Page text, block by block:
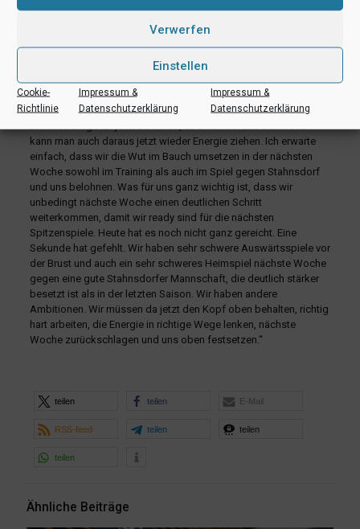
Verwerfen
Einstellen
Cookie-
Richtlinie
Impressum &
Datenschutzerklärung
Impressum &
Datenschutzerklärung
annehmen. Die einfachen Punkte, die wir am Korb liegen lassen,
das ist schwierig, damit gewinnt man auswärts nicht, wenn man
sich gegen alle Widerstände durchsetzen muss. Auf der großen
Position waren wir sehr schnell in Foul Trouble, auch schon zu
Beginn des Spiels.
kann man auch daraus jetzt wieder Energie ziehen. Ich erwarte
einfach, dass wir die Wut im Bauch umsetzen in der nächsten
Woche sowohl im Training als auch im Spiel gegen Stahnsdorf
und uns belohnen. Was für uns ganz wichtig ist, dass wir
unbedingt nächste Woche einen deutlichen Schritt
weiterkommen, damit wir ready sind für die nächsten
Spitzenspiele. Heute hat es noch nicht ganz gereicht. Eine
Sekunde hat gefehlt. Wir haben sehr schwere Auswärtsspiele vor
der Brust und auch ein sehr schweres Heimspiel nächste Woche
gegen eine gute Stahnsdorfer Mannschaft, die deutlich stärker
besetzt ist als in der letzten Saison. Wir haben andere
Ambitionen. Wir müssen da jetzt den Kopf oben behalten, richtig
hart arbeiten, die Energie in richtige Wege lenken, nächste
Woche zurückschlagen und uns oben festsetzen.“
teilen teilen E-Mail
RSS-feed teilen teilen
teilen
Ähnliche Beiträge